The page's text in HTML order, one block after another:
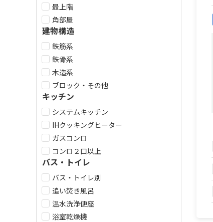
最上階
角部屋
建物構造
鉄筋系
鉄骨系
木造系
ブロック・その他
キッチン
システムキッチン
IHクッキングヒーター
ガスコンロ
コンロ２口以上
バス・トイレ
バス・トイレ別
追い焚き風呂
温水洗浄便座
浴室乾燥機